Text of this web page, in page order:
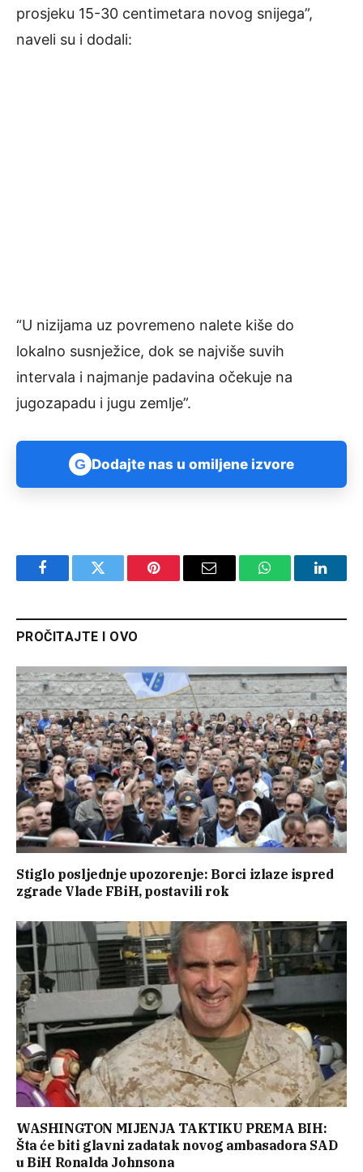
prosjeku 15-30 centimetara novog snijega”,
naveli su i dodali:
“U nizijama uz povremeno nalete kiše do
lokalno susnježice, dok se najviše suvih
intervala i najmanje padavina očekuje na
jugozapadu i jugu zemlje”.
G Dodajte nas u omiljene izvore
FacebookTwitter Pinterest Email WhatsApp
PROČITAJTE I OVO
Stiglo posljednje upozorenje: Borci izlaze ispred
zgrade Vlade FBiH, postavili rok
WASHINGTON MIJENJA TAKTIKU PREMA BIH:
Šta će biti glavni zadatak novog ambasadora SAD
u BiH Ronalda Johnsona